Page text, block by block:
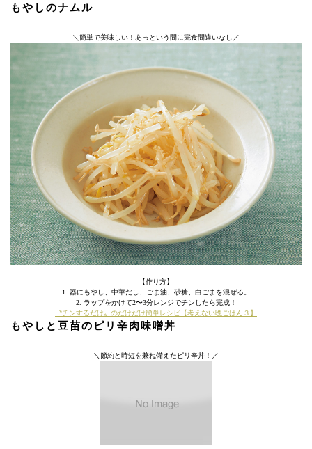
もやしのナムル
＼簡単で美味しい！あっという間に完食間違いなし／
【作り方】
1. 器にもやし、中華だし、ごま油、砂糖、白ごまを混ぜる。
2. ラップをかけて2〜3分レンジでチンしたら完成！
〝チンするだけ〟のだけだけ簡単レシピ【考えない晩ごはん３】
もやしと豆苗のピリ辛肉味噌丼
＼節約と時短を兼ね備えたピリ辛丼！／